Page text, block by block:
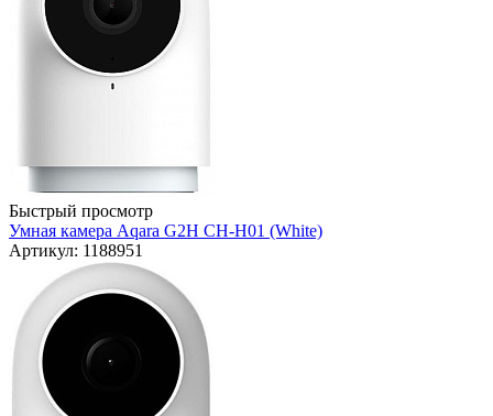
Быстрый просмотр
Умная камера Aqara G2H CH-H01 (White)
Артикул: 1188951